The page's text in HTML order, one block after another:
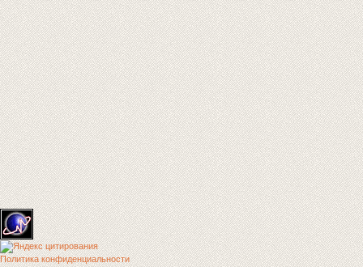
Политика конфиденциальности